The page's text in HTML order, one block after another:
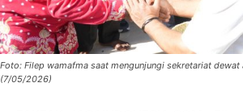
Foto: Filep wamafma saat mengunjungi sekretariat
(7/05/2026)